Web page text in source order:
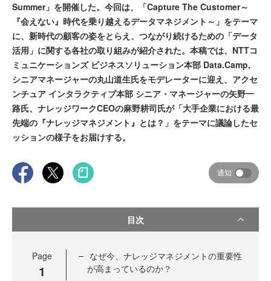
Summer」を開催した。今回は、「Capture The Customer～
『会えない』時代を乗り越えるデータマネジメント～」をテーマ
に、新時代の顧客の姿をとらえ、つながり続けるための「データ
活用」に関する各社の取り組みが紹介された。本稿では、NTTコ
ミュニケーションズ ビジネスソリューション本部 Data.Camp,
シニアマネージャーの丸山道生氏をモデレーターに迎え、アクセ
ンチュア インタラクティブ本部 シニア・マネージャーの矢野一
路氏、ナレッジワークCEOの麻野耕司氏が「大手企業における最
先端の『ナレッジマネジメント』とは？」をテーマに議論したセ
ッションの様子をお届けする。
通知
目次
Page
1
なぜ今、ナレッジマネジメントの重要性
が高まっているのか？